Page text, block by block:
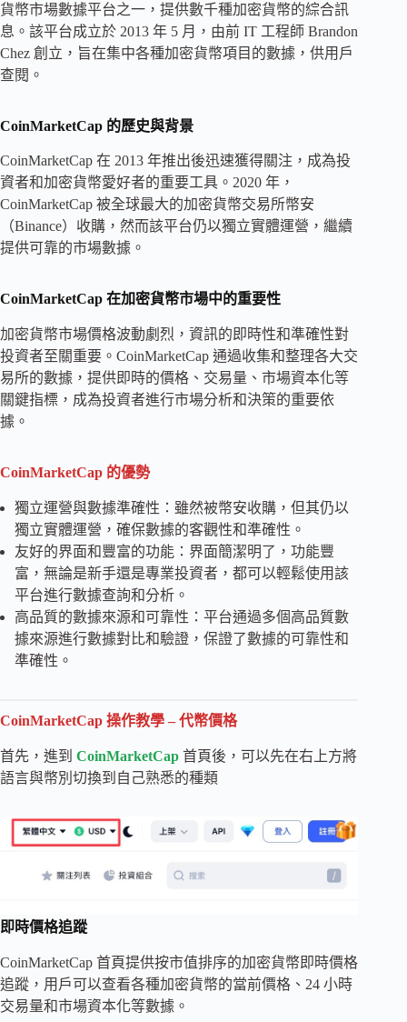
貨幣市場數據平台之一，提供數千種加密貨幣的綜合訊
息。該平台成立於 2013 年 5 月，由前 IT 工程師 Brandon
Chez 創立，旨在集中各種加密貨幣項目的數據，供用戶
查閱。
CoinMarketCap 的歷史與背景
CoinMarketCap 在 2013 年推出後迅速獲得關注，成為投
資者和加密貨幣愛好者的重要工具。2020 年，
CoinMarketCap 被全球最大的加密貨幣交易所幣安
（Binance）收購，然而該平台仍以獨立實體運營，繼續
提供可靠的市場數據。
CoinMarketCap 在加密貨幣市場中的重要性
加密貨幣市場價格波動劇烈，資訊的即時性和準確性對
投資者至關重要。CoinMarketCap 通過收集和整理各大交
易所的數據，提供即時的價格、交易量、市場資本化等
關鍵指標，成為投資者進行市場分析和決策的重要依
據。
CoinMarketCap 的優勢
獨立運營與數據準確性：雖然被幣安收購，但其仍以
獨立實體運營，確保數據的客觀性和準確性。
友好的界面和豐富的功能：界面簡潔明了，功能豐
富，無論是新手還是專業投資者，都可以輕鬆使用該
平台進行數據查詢和分析。
高品質的數據來源和可靠性：平台通過多個高品質數
據來源進行數據對比和驗證，保證了數據的可靠性和
準確性。
CoinMarketCap 操作教學 – 代幣價格
首先，進到 CoinMarketCap 首頁後，可以先在右上方將
語言與幣別切換到自己熟悉的種類
即時價格追蹤
CoinMarketCap 首頁提供按市值排序的加密貨幣即時價格
追蹤，用戶可以查看各種加密貨幣的當前價格、24 小時
交易量和市場資本化等數據。